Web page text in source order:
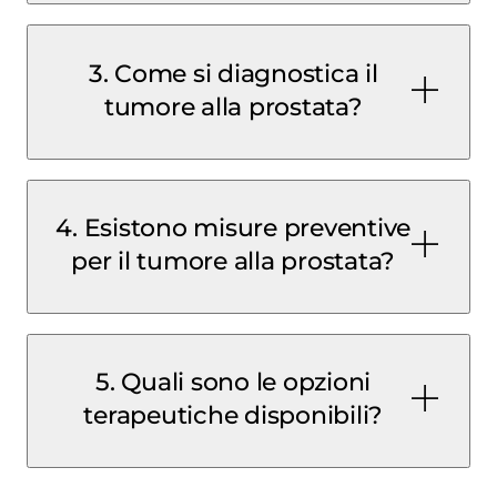
3. Come si diagnostica il
tumore alla prostata?
4. Esistono misure preventive
per il tumore alla prostata?
5. Quali sono le opzioni
terapeutiche disponibili?